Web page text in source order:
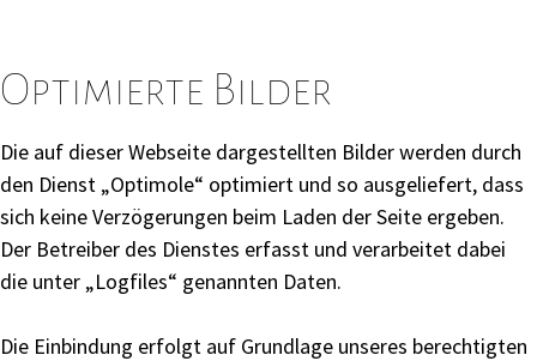
Optimierte Bilder
Die auf dieser Webseite dargestellten Bilder werden durch
den Dienst „Optimole“ optimiert und so ausgeliefert, dass
sich keine Verzögerungen beim Laden der Seite ergeben.
Der Betreiber des Dienstes erfasst und verarbeitet dabei
die unter „Logfiles“ genannten Daten.
Die Einbindung erfolgt auf Grundlage unseres berechtigten